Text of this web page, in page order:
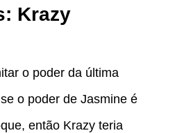
Krazy
o poder da última
o poder de Jasmine é
então Krazy teria